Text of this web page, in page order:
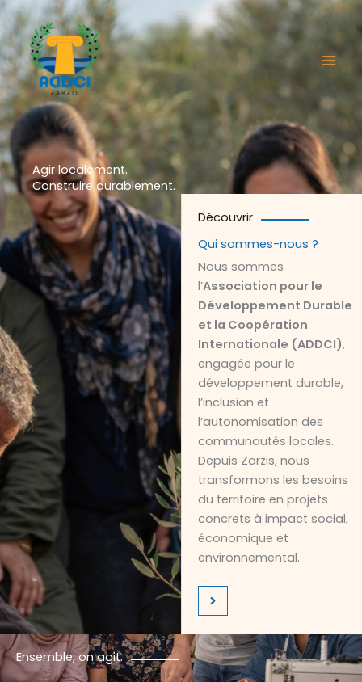
Aller
au
contenu
Agir localement.
Construire durablement.
Ensemble, on agit.
Découvrir
Qui sommes-nous ?
Nous sommes
l’Association pour le
Développement Durable
et la Coopération
Internationale (ADDCI),
engagée pour le
développement durable,
l’inclusion et
l’autonomisation des
communautés locales.
Depuis Zarzis, nous
transformons les besoins
du territoire en projets
concrets à impact social,
économique et
environnemental.